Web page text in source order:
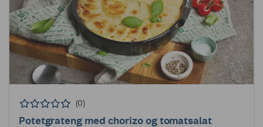
(0)
Potetgrateng med chorizo og tomatsalat